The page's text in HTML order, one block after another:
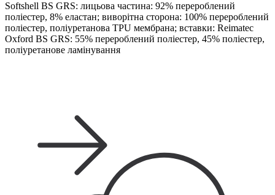
Softshell BS GRS: лицьова частина: 92% перероблений
поліестер, 8% еластан; виворітна сторона: 100% перероблений
поліестер, поліуретанова TPU мембрана; вставки: Reimatec
Oxford BS GRS: 55% перероблений поліестер, 45% поліестер,
поліуретанове ламінування